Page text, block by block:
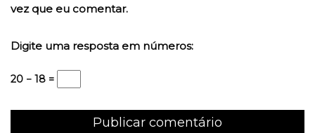
vez que eu comentar.
Digite uma resposta em números:
20 − 18 =